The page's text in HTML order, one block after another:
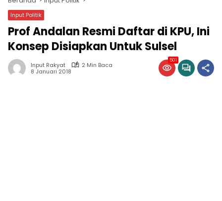
Input Politik
Prof Andalan Resmi Daftar di KPU, Ini
Konsep Disiapkan Untuk Sulsel
Input Rakyat
2 Min Baca
8 Januari 2018
501